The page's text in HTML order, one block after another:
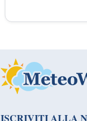
ISCRIVITI ALLA